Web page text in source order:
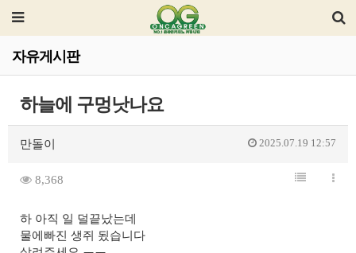
자유게시판
하늘에 구멍낫나요
만돌이 2025.07.19 12:57
8,368
하 아직 일 덜끝났는데
물에빠진 생쥐 됬습니다